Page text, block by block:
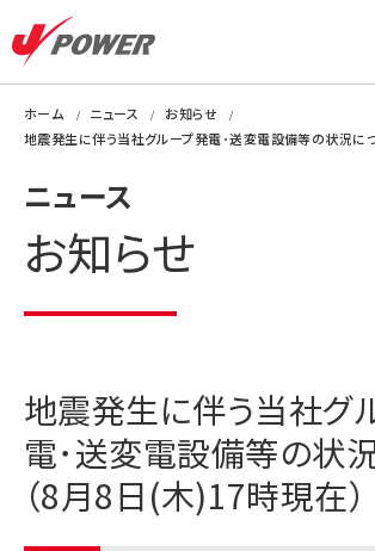
ホーム ニュース
お知らせ
ニュース
お知らせ
地震発生に伴う当社グ
電･送変電設備等の状
（8月8日(木)17時現在）